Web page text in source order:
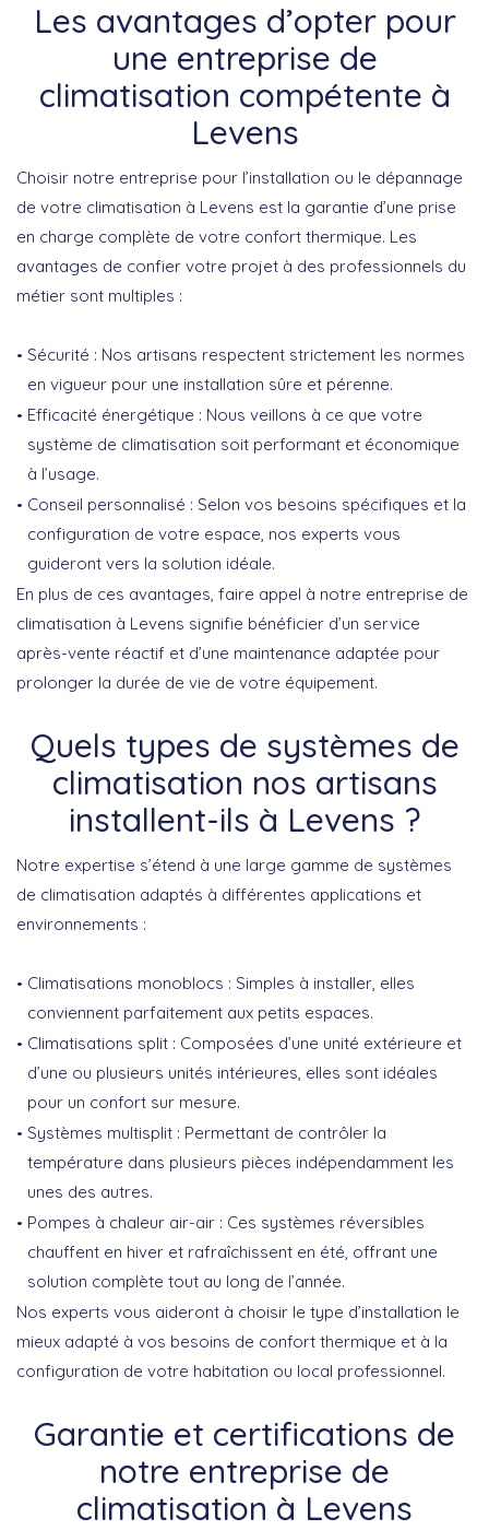
Les avantages d’opter pour
une entreprise de
climatisation compétente à
Levens
Choisir notre entreprise pour l’installation ou le dépannage
de votre climatisation à Levens est la garantie d’une prise
en charge complète de votre confort thermique. Les
avantages de confier votre projet à des professionnels du
métier sont multiples :
Sécurité : Nos artisans respectent strictement les normes
en vigueur pour une installation sûre et pérenne.
Efficacité énergétique : Nous veillons à ce que votre
système de climatisation soit performant et économique
à l’usage.
Conseil personnalisé : Selon vos besoins spécifiques et la
configuration de votre espace, nos experts vous
guideront vers la solution idéale.
En plus de ces avantages, faire appel à notre entreprise de
climatisation à Levens signifie bénéficier d’un service
après-vente réactif et d’une maintenance adaptée pour
prolonger la durée de vie de votre équipement.
Quels types de systèmes de
climatisation nos artisans
installent-ils à Levens ?
Notre expertise s’étend à une large gamme de systèmes
de climatisation adaptés à différentes applications et
environnements :
Climatisations monoblocs : Simples à installer, elles
conviennent parfaitement aux petits espaces.
Climatisations split : Composées d’une unité extérieure et
d’une ou plusieurs unités intérieures, elles sont idéales
pour un confort sur mesure.
Systèmes multisplit : Permettant de contrôler la
température dans plusieurs pièces indépendamment les
unes des autres.
Pompes à chaleur air-air : Ces systèmes réversibles
chauffent en hiver et rafraîchissent en été, offrant une
solution complète tout au long de l’année.
Nos experts vous aideront à choisir le type d’installation le
mieux adapté à vos besoins de confort thermique et à la
configuration de votre habitation ou local professionnel.
Garantie et certifications de
notre entreprise de
climatisation à Levens